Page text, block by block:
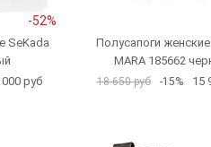
-52%
SeKada
000 руб
Полусапоги женские
MARA 185662
18 650 руб -15% 15